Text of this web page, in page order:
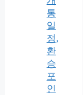
통
일
정,
환
승
포
인